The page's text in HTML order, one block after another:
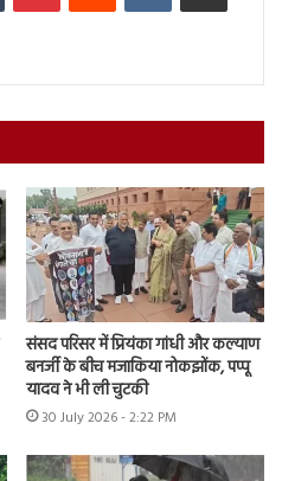
संसद परिसर में प्रियंका गांधी और कल्याण
बनर्जी के बीच मजाकिया नोकझोंक, पप्पू
यादव ने भी ली चुटकी
30 July 2026 - 2:22 PM